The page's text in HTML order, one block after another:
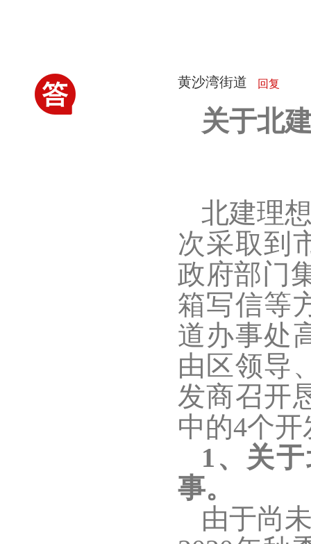
黄沙湾街道 回复
关于北
北建理
次采取到
政府部门
箱写信等
道办事处
由区领导
发商召开
中的4个
1、关
事。
由于尚